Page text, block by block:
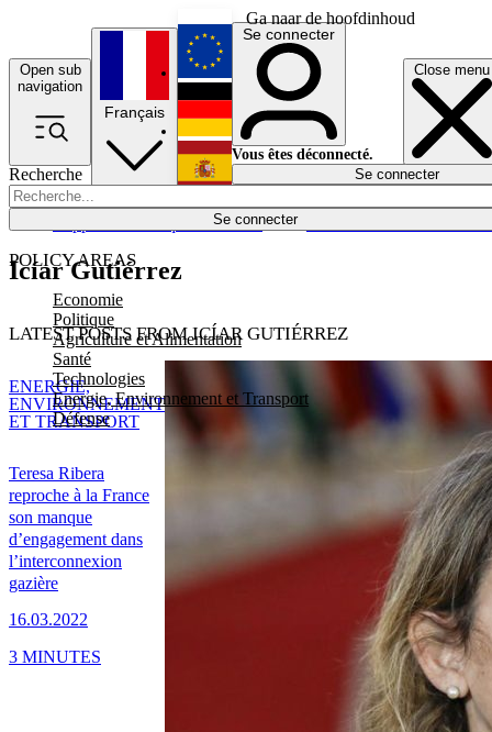
Ga naar de hoofdinhoud
Open sub
navigation
Close menu
Recherche
Se connecter
POLICY AREAS
Economie
Politique
Agriculture et Alimentation
Santé
Technologies
Energie, Environnement et Transport
Défense
Économie
Français
English
Deutsch
Español
Se connecter
Vous êtes déconnecté.
Se connecter
Icíar Gutiérrez
LATEST POSTS FROM ICÍAR GUTIÉRREZ
Teresa Ribera
reproche à la France
son manque
d’engagement dans
l’interconnexion
gazière
16.03.2022
ENERGIE,
ENVIRONNEMENT
ET TRANSPORT
3 MINUTES